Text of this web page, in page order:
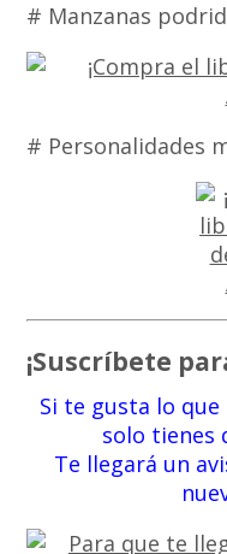
# Manzanas
# Personalidades
¡Suscríbete
Si te gusta lo que
solo tienes
Te llegará un